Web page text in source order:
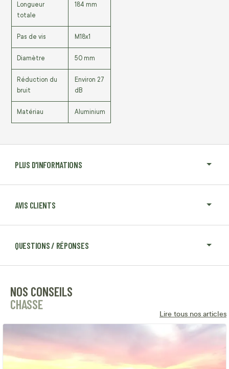
PLUS D'INFORMATIONS
AVIS CLIENTS
QUESTIONS / RÉPONSES
Longueur
totale
184 mm
Pas de vis M18x1
Diamètre 50 mm
Réduction du
bruit
Environ 27
dB
Matériau Aluminium
NOS CONSEILS
CHASSE
Lire tous nos articles